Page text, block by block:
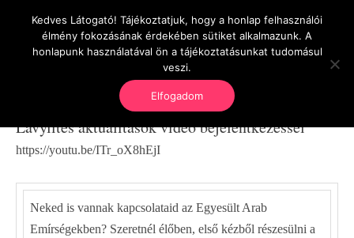
OnlineSeedsMan
Üzlet és szabadság
Lavylites aktualitások videó bejelentkezéssel
https://youtu.be/ITr_oX8hEjI
Neked is vannak kapcsolataid az Egyesült Arab
Emírségekben? Szeretnél élőben, első kézből részesülni a
Kedves Látogató! Tájékoztatjuk, hogy a honlap felhasználói
élmény fokozásának érdekében sütiket alkalmazunk. A
honlapunk használatával ön a tájékoztatásunkat tudomásul
veszi.
Elfogadom